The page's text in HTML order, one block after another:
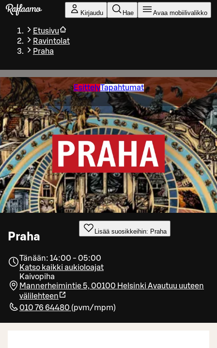
Siirry pääsisältöön
Kirjaudu Hae Avaa mobiilivalikko
Etusivu
Ravintolat
Praha
EsittelyTapahtumat
Praha Lisää suosikkeihin: Praha
Tänään: 14:00 - 05:00
Katso kaikki aukioloajat
Kaivopiha
Mannerheimintie 5, 00100 Helsinki Avautuu uuteen
välilehteen
010 76 64480 (pvm/mpm)